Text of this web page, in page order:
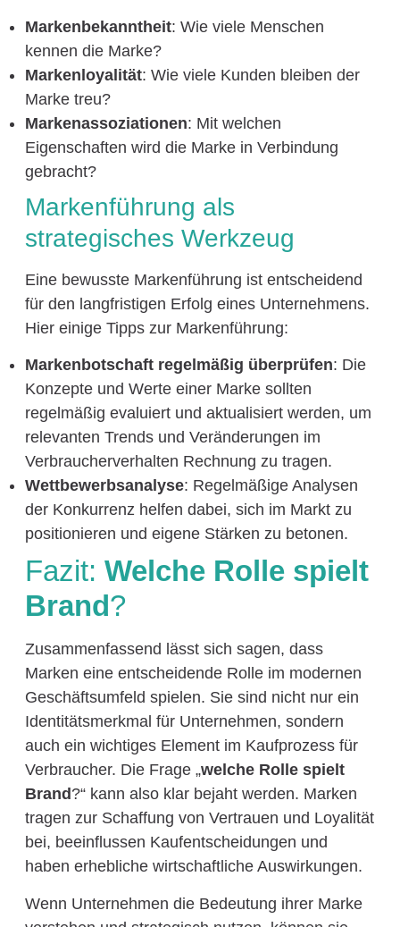
Markenbekanntheit: Wie viele Menschen
kennen die Marke?
Markenloyalität: Wie viele Kunden bleiben der
Marke treu?
Markenassoziationen: Mit welchen
Eigenschaften wird die Marke in Verbindung
gebracht?
Markenführung als
strategisches Werkzeug
Eine bewusste Markenführung ist entscheidend
für den langfristigen Erfolg eines Unternehmens.
Hier einige Tipps zur Markenführung:
Markenbotschaft regelmäßig überprüfen: Die
Konzepte und Werte einer Marke sollten
regelmäßig evaluiert und aktualisiert werden, um
relevanten Trends und Veränderungen im
Verbraucherverhalten Rechnung zu tragen.
Wettbewerbsanalyse: Regelmäßige Analysen
der Konkurrenz helfen dabei, sich im Markt zu
positionieren und eigene Stärken zu betonen.
Fazit: Welche Rolle spielt
Brand?
Zusammenfassend lässt sich sagen, dass
Marken eine entscheidende Rolle im modernen
Geschäftsumfeld spielen. Sie sind nicht nur ein
Identitätsmerkmal für Unternehmen, sondern
auch ein wichtiges Element im Kaufprozess für
Verbraucher. Die Frage „welche Rolle spielt
Brand ?“ kann also klar bejaht werden. Marken
tragen zur Schaffung von Vertrauen und Loyalität
bei, beeinflussen Kaufentscheidungen und
haben erhebliche wirtschaftliche Auswirkungen.
Wenn Unternehmen die Bedeutung ihrer Marke